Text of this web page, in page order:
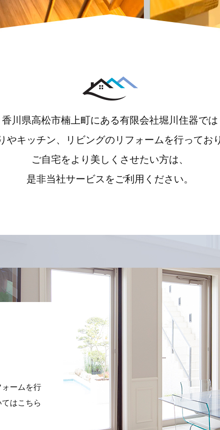
香川県高松市楠上町にある有限会社堀川住器では
やキッチン、リビングのリフォームを行ってお
ご自宅をより美しくさせたい方は、
是非当社サービスをご利用ください。
ームを行
はこちら